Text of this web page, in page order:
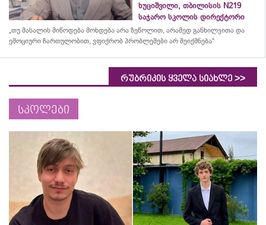
ხუციშვილი, თბილისის N219
საჯარო სკოლის დირექტორი
„თუ მასალის მიწოდება მოხდება არა ზეწოლით, არამედ განხილვითა და
ემოციური ჩართულობით, ვფიქრობ პრობლემები არ შეიქმნება“
რუბრიკის ყველა სიახლე >>
სკოლები